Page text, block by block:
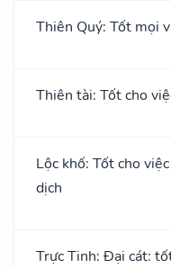
Thiên Quý: Tốt mọi
Thiên tài: Tốt cho
Lộc khố: Tốt cho
dịch
Trực Tinh: Đại cát: